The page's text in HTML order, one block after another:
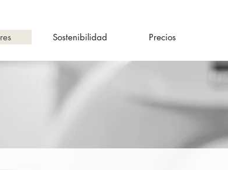
Sostenibilidad Precios